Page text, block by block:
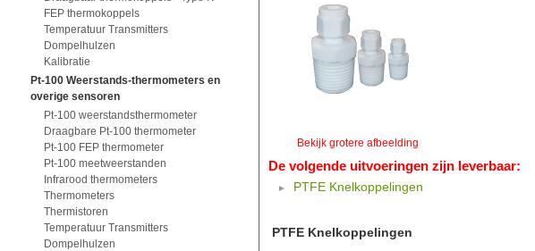
FEP thermokoppels
Temperatuur Transmitters
Dompelhulzen
Kalibratie
Pt-100 Weerstands-thermometers en
overige sensoren
Pt-100 weerstandsthermometer
Draagbare Pt-100 thermometer
Pt-100 FEP thermometer
Pt-100 meetweerstanden
Infrarood thermometers
Thermometers
Thermistoren
Temperatuur Transmitters
Dompelhulzen
Bekijk grotere afbeelding
De volgende uitvoeringen zijn leverbaar:
PTFE Knelkoppelingen
PTFE Knelkoppelingen